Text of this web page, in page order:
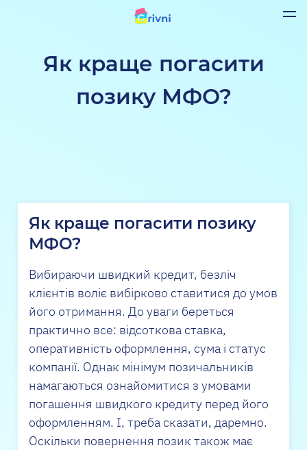
Як краще погасити
позику МФО?
Як краще погасити позику
МФО?
Вибираючи швидкий кредит, безліч
клієнтів воліє вибірково ставитися до умов
його отримання. До уваги береться
практично все: відсоткова ставка,
оперативність оформлення, сума і статус
компанії. Однак мінімум позичальників
намагаються ознайомитися з умовами
погашення швидкого кредиту перед його
оформленням. І, треба сказати, даремно.
Оскільки повернення позик також має